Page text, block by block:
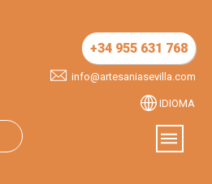
+34 955 631 768
info@artesaniasevilla.com
IDIOMA